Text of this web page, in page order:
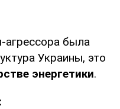
агрессора была
Украины, это
энергетики.